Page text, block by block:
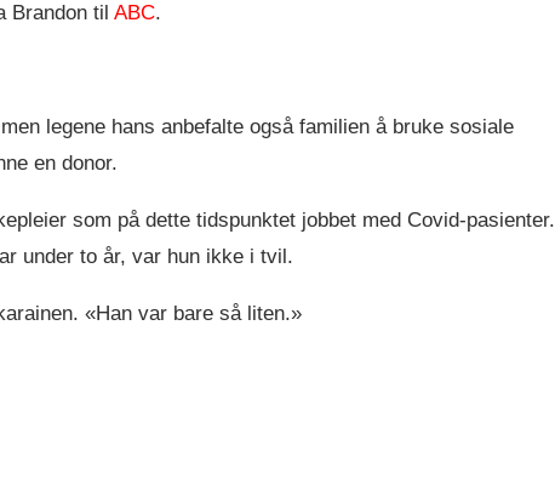
Brandon til ABC.
legene hans anbefalte også familien å bruke sosiale
en donor.
som på dette tidspunktet jobbet med Covid-pasienter.
under to år, var hun ikke i tvil.
«Han var bare så liten.»